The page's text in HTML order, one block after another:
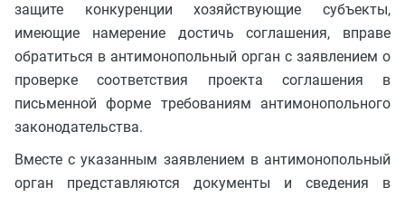
защите конкуренции хозяйствующие субъекты,
имеющие намерение достичь соглашения, вправе
обратиться в антимонопольный орган с заявлением о
проверке соответствия проекта соглашения в
письменной форме требованиям антимонопольного
законодательства.
Вместе с указанным заявлением в антимонопольный
орган представляются документы и сведения в